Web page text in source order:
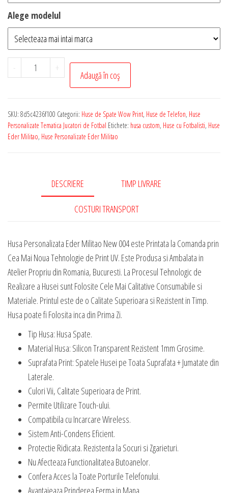
Alege modelul
-
Cantitate
Husa
Personalizata
cu
+
Adaugă în coș
SKU: 8d5c4236f100 Categorii: Huse de Spate Wow Print, Huse de Telefon, Huse
Personalizate Tematica Jucatori de Fotbal Etichete: husa custom, Huse cu Fotbalisti, Huse
Eder Militao, Huse Personalizate Eder Militao
DESCRIERE TIMP LIVRARE
COSTURI TRANSPORT
Husa Personalizata Eder Militao New 004 este Printata la Comanda prin
Cea Mai Noua Tehnologie de Print UV. Este Produsa si Ambalata in
Atelier Propriu din Romania, Bucuresti. La Procesul Tehnologic de
Realizare a Husei sunt Folosite Cele Mai Calitative Consumabile si
Materiale. Printul este de o Calitate Superioara si Rezistent in Timp.
Husa poate fi Folosita inca din Prima Zi.
Tip Husa: Husa Spate.
Material Husa: Silicon Transparent Rezistent 1mm Grosime.
Suprafata Print: Spatele Husei pe Toata Suprafata + Jumatate din
Laterale.
Culori Vii, Calitate Superioara de Print.
Permite Utilizare Touch-ului.
Compatibila cu Incarcare Wireless.
Sistem Anti-Condens Eficient.
Protectie Ridicata. Rezistenta la Socuri si Zgarieturi.
Nu Afecteaza Functionalitatea Butoanelor.
Confera Acces la Toate Porturile Telefonului.
Avantajeaza Prinderea Ferma in Mana.